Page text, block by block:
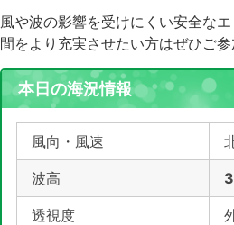
風や波の影響を受けにくい安全な
間をより充実させたい方はぜひご参
本日の海況情報
風向・風速
波高
透視度